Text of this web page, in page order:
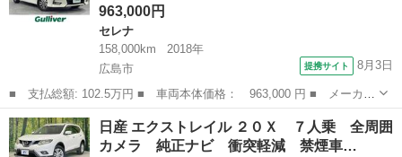
963,000円
セレナ
158,000km
2018年
広島市
提携サイト 8月3日
■ 支払総額: 102.5万円 ■ 車両本体価格： 963,000 円 ■ メーカー
名： 日産 ■ 車種名： セレナ ■ グレード名： ｅ－パワー ハ
イウェイスターＶ 純正メモリナビ フルセグテレビ 純正フリップ
ダウンモニ...
広島 広島市 セレナ
日産 エクストレイル ２０Ｘ ７人乗 全周囲
カメラ 純正ナビ 衝突軽減 禁煙車…